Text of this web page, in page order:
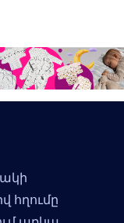
հղումը